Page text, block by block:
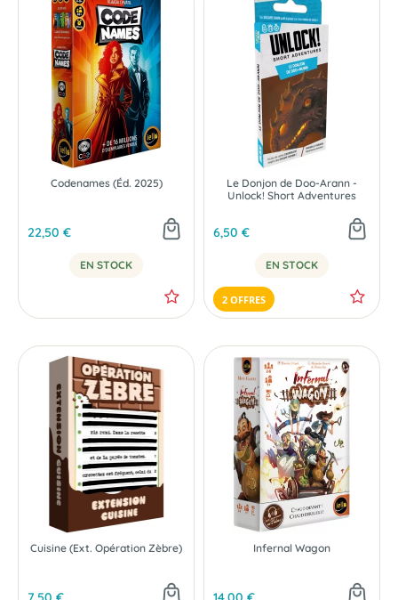
Codenames (Éd. 2025)
22,50 €
EN STOCK
Le Donjon de Doo-Arann -
Unlock! Short Adventures
6,50 €
EN STOCK
2 OFFRES
Cuisine (Ext. Opération Zèbre) Infernal Wagon